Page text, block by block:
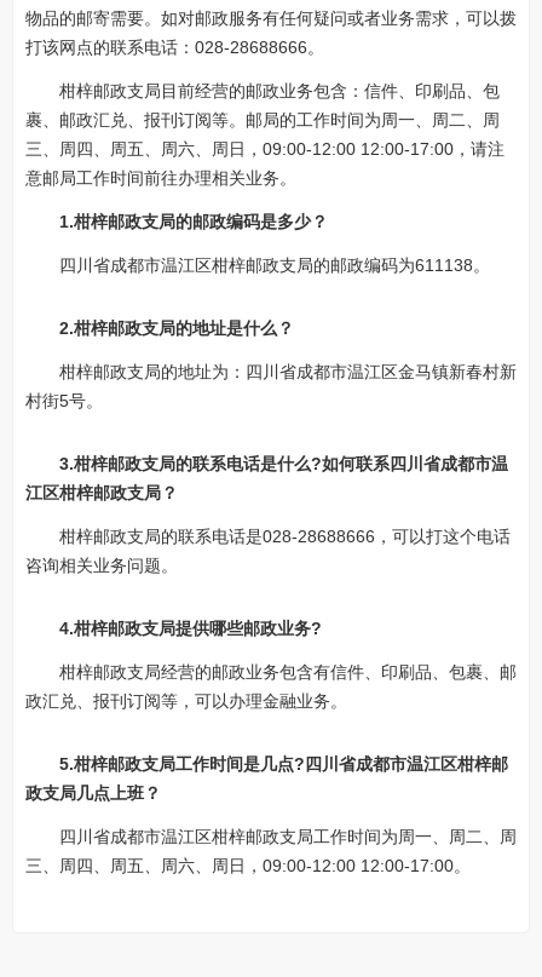
物品的邮寄需要。如对邮政服务有任何疑问或者业务需求，可以拨
打该网点的联系电话：028-28688666。
柑梓邮政支局目前经营的邮政业务包含：信件、印刷品、包
裹、邮政汇兑、报刊订阅等。邮局的工作时间为周一、周二、周
三、周四、周五、周六、周日，09:00-12:00 12:00-17:00，请注
意邮局工作时间前往办理相关业务。
1.柑梓邮政支局的邮政编码是多少？
四川省成都市温江区柑梓邮政支局的邮政编码为611138。
2.柑梓邮政支局的地址是什么？
柑梓邮政支局的地址为：四川省成都市温江区金马镇新春村新
村街5号。
3.柑梓邮政支局的联系电话是什么?如何联系四川省成都市温
江区柑梓邮政支局？
柑梓邮政支局的联系电话是028-28688666，可以打这个电话
咨询相关业务问题。
4.柑梓邮政支局提供哪些邮政业务?
柑梓邮政支局经营的邮政业务包含有信件、印刷品、包裹、邮
政汇兑、报刊订阅等，可以办理金融业务。
5.柑梓邮政支局工作时间是几点?四川省成都市温江区柑梓邮
政支局几点上班？
四川省成都市温江区柑梓邮政支局工作时间为周一、周二、周
三、周四、周五、周六、周日，09:00-12:00 12:00-17:00。